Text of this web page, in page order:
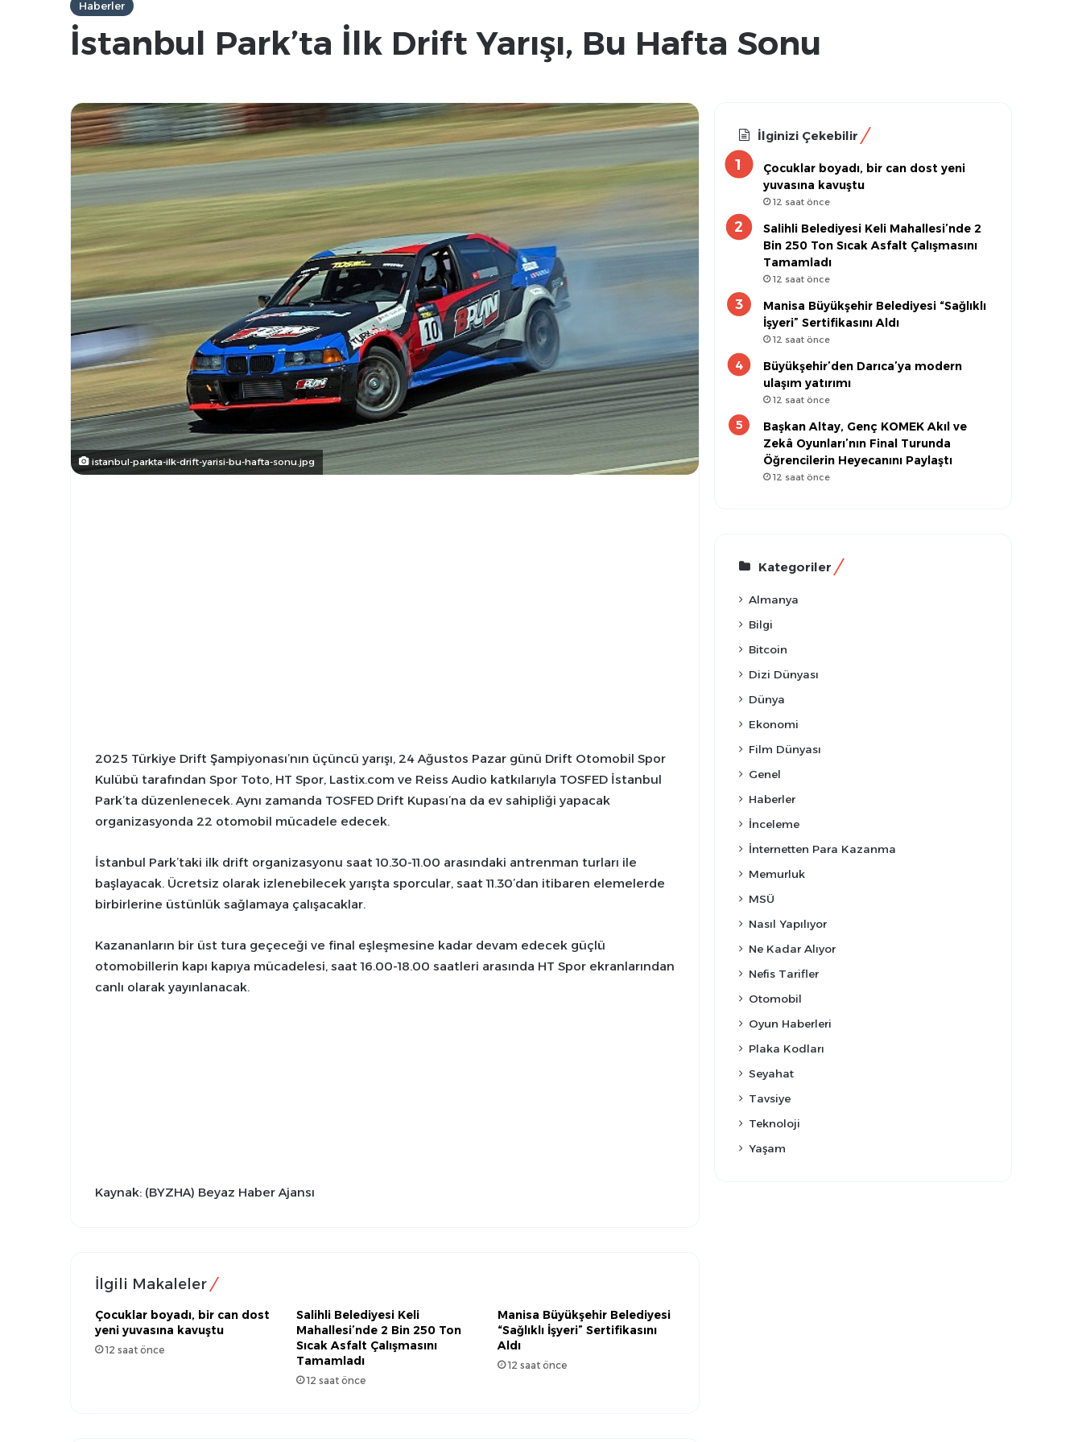
Haberler
İstanbul Park’ta İlk Drift Yarışı, Bu Hafta Sonu
istanbul-parkta-ilk-drift-yarisi-bu-hafta-sonu.jpg
2025 Türkiye Drift Şampiyonası’nın üçüncü yarışı, 24 Ağustos Pazar günü Drift Otomobil Spor
Kulübü tarafından Spor Toto, HT Spor, Lastix.com ve Reiss Audio katkılarıyla TOSFED İstanbul
Park’ta düzenlenecek. Aynı zamanda TOSFED Drift Kupası’na da ev sahipliği yapacak
organizasyonda 22 otomobil mücadele edecek.
İstanbul Park’taki ilk drift organizasyonu saat 10.30-11.00 arasındaki antrenman turları ile
başlayacak. Ücretsiz olarak izlenebilecek yarışta sporcular, saat 11.30’dan itibaren elemelerde
birbirlerine üstünlük sağlamaya çalışacaklar.
Kazananların bir üst tura geçeceği ve final eşleşmesine kadar devam edecek güçlü
otomobillerin kapı kapıya mücadelesi, saat 16.00-18.00 saatleri arasında HT Spor ekranlarından
canlı olarak yayınlanacak.
Kaynak: (BYZHA) Beyaz Haber Ajansı
İlgili Makaleler
Çocuklar boyadı, bir can dost
yeni yuvasına kavuştu
12 saat önce
Salihli Belediyesi Keli
Mahallesi’nde 2 Bin 250 Ton
Sıcak Asfalt Çalışmasını
Tamamladı
12 saat önce
Manisa Büyükşehir Belediyesi
“Sağlıklı İşyeri” Sertifikasını
Aldı
12 saat önce
İlginizi Çekebilir
Çocuklar boyadı, bir can dost yeni
yuvasına kavuştu
12 saat önce
Salihli Belediyesi Keli Mahallesi’nde 2
Bin 250 Ton Sıcak Asfalt Çalışmasını
Tamamladı
12 saat önce
Manisa Büyükşehir Belediyesi “Sağlıklı
İşyeri” Sertifikasını Aldı
12 saat önce
Büyükşehir’den Darıca’ya modern
ulaşım yatırımı
12 saat önce
Başkan Altay, Genç KOMEK Akıl ve
Zekâ Oyunları’nın Final Turunda
Öğrencilerin Heyecanını Paylaştı
12 saat önce
Kategoriler
Almanya
Bilgi
Bitcoin
Dizi Dünyası
Dünya
Ekonomi
Film Dünyası
Genel
Haberler
İnceleme
İnternetten Para Kazanma
Memurluk
MSÜ
Nasıl Yapılıyor
Ne Kadar Alıyor
Nefis Tarifler
Otomobil
Oyun Haberleri
Plaka Kodları
Seyahat
Tavsiye
Teknoloji
Yaşam